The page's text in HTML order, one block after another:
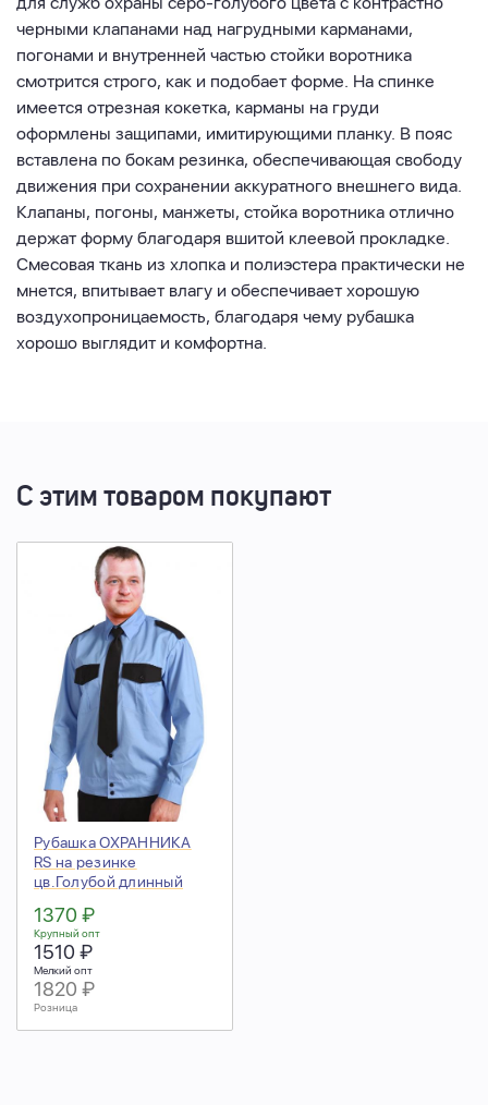
черными клапанами над нагрудными карманами,
погонами и внутренней частью стойки воротника
смотрится строго, как и подобает форме. На спинке
имеется отрезная кокетка, карманы на груди
оформлены защипами, имитирующими планку. В пояс
вставлена по бокам резинка, обеспечивающая свободу
движения при сохранении аккуратного внешнего вида.
Клапаны, погоны, манжеты, стойка воротника отлично
держат форму благодаря вшитой клеевой прокладке.
Смесовая ткань из хлопка и полиэстера практически не
мнется, впитывает влагу и обеспечивает хорошую
воздухопроницаемость, благодаря чему рубашка
хорошо выглядит и комфортна.
С этим товаром покупают
Рубашка ОХРАННИКА
RS на резинке
цв.Голубой длинный
1370 ₽
Крупный опт
1510 ₽
Мелкий опт
1820 ₽
Розница